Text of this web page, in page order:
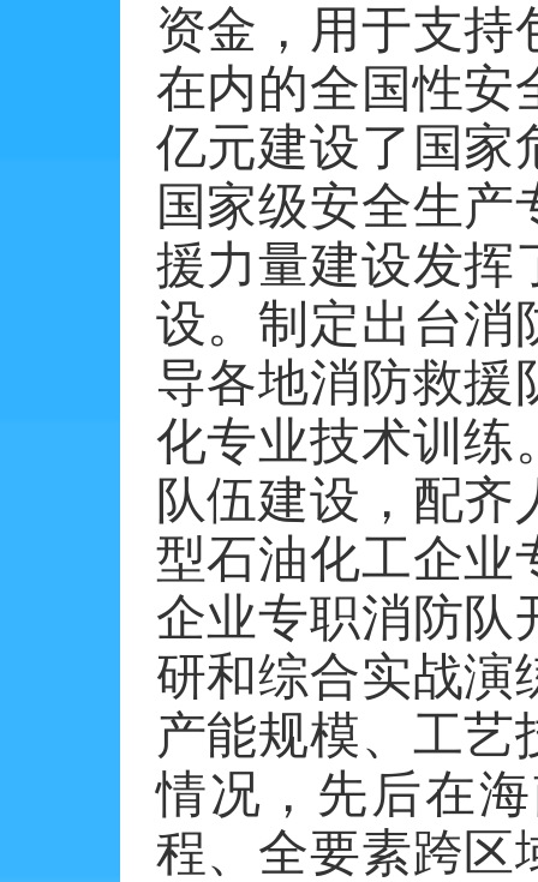
资金，用于支持
在内的全国性安
亿元建设了国家
国家级安全生
援力量建设发挥
设。制定出台消
导各地消防救援
化专业技术训练
队伍建设，配
型石油化工企业
企业专职消防队
研和综合实战演
产能规模、工艺
情况，先后在
程、全要素跨区